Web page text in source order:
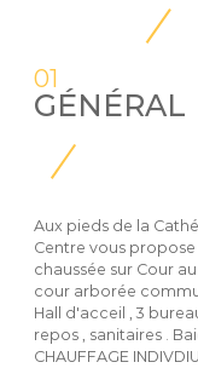
01
GÉNÉRAL
Aux pieds de la
Centre vous
chaussée sur Cour
cour arborée
Hall d'acceil , 3
repos , sanitaires .
CHAUFFAGE